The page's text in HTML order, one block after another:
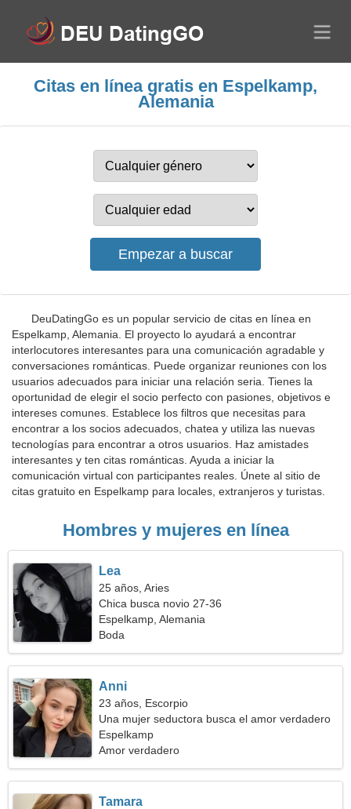
Citas en línea gratis en Espelkamp,
Alemania
DeuDatingGo es un popular servicio de citas en línea en
Espelkamp, Alemania. El proyecto lo ayudará a encontrar
interlocutores interesantes para una comunicación agradable y
conversaciones románticas. Puede organizar reuniones con los
usuarios adecuados para iniciar una relación seria. Tienes la
oportunidad de elegir el socio perfecto con pasiones, objetivos e
intereses comunes. Establece los filtros que necesitas para
encontrar a los socios adecuados, chatea y utiliza las nuevas
tecnologías para encontrar a otros usuarios. Haz amistades
interesantes y ten citas románticas. Ayuda a iniciar la
comunicación virtual con participantes reales. Únete al sitio de
citas gratuito en Espelkamp para locales, extranjeros y turistas.
Hombres y mujeres en línea
Lea
25 años, Aries
Chica busca novio 27-36
Espelkamp, Alemania
Boda
Anni
23 años, Escorpio
Una mujer seductora busca el amor verdadero
Espelkamp
Amor verdadero
Tamara